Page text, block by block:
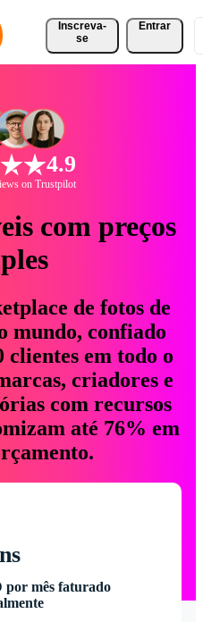
Inscreva-
se
Entrar
4.9
on Trustpilot
com preços
de fotos de
mundo, confiado
clientes em todo o
criadores e
com recursos
até 76% em
por mês faturado